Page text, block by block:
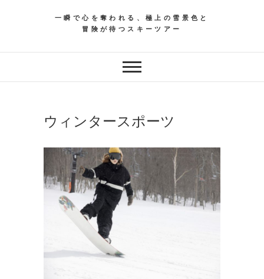
一瞬で心を奪われる、極上の雪景色と
冒険が待つスキーツアー
ウィンタースポーツ